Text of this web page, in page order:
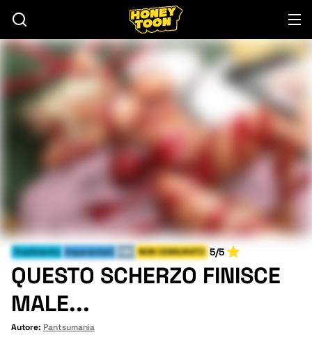
Tradimento Imparentati NON CENSURATO 5/5
QUESTO SCHERZO FINISCE
MALE...
Autore: Pantsumania